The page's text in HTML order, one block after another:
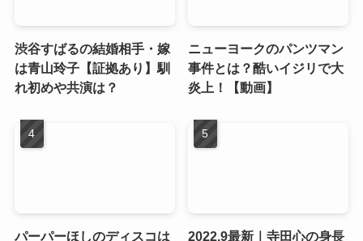
渋谷すばるの結婚相手・嫁
は青山玲子【証拠あり】馴
れ初めや共演は？
ニューヨークのパンツマン
事件とは？酷いイジリで大
炎上！【動画】
パーパーほしのディスコは 2022.9最新｜寺田心の身長